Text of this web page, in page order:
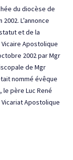
du diocèse de
L’annonce
et de la
Apostolique
2002 par Mgr
de Mgr
nommé évêque
père Luc René
Apostolique